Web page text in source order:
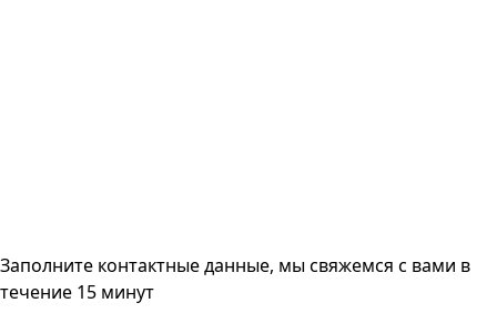
Заполните контактные данные, мы свяжемся с вами в
течение 15 минут